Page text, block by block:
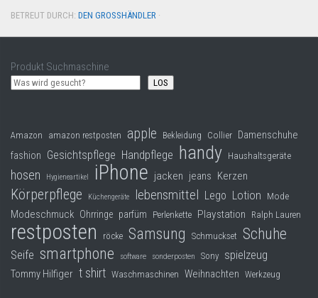
BETREUT DURCH: DEN GROSSHÄNDLER ·
Produkt Suchmaschine
LOS
Amazon amazon restposten apple Bekleidung Collier Damenschuhe
fashion Gesichtspflege Handpflege handy Haushaltsgeräte
hosen Hygieneartikel iPhone jacken jeans Kerzen
Körperpflege Küchengeräte lebensmittel Lego Lotion Mode
Modeschmuck Ohrringe parfüm Perlenkette Playstation Ralph Lauren
restposten röcke Samsung Schmuckset Schuhe
Seife smartphone software sonderposten Sony spielzeug
Tommy Hilfiger t shirt Waschmaschinen Weihnachten Werkzeug